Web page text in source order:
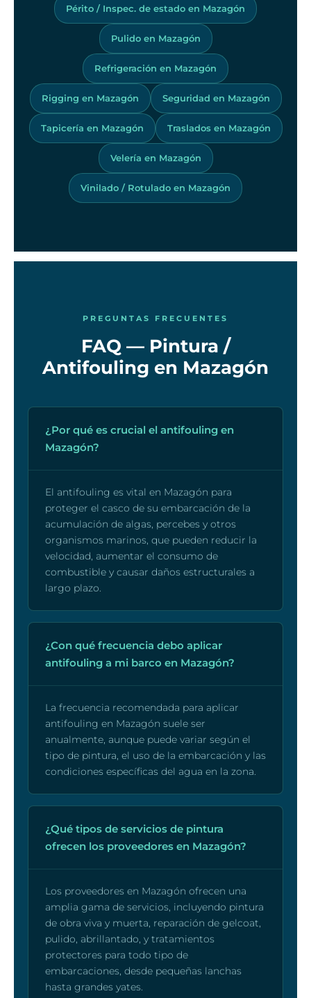
Périto / Inspec. de estado en Mazagón
Pulido en Mazagón
Refrigeración en Mazagón
Rigging en Mazagón Seguridad en Mazagón
Tapicería en Mazagón Traslados en Mazagón
Velería en Mazagón
Vinilado / Rotulado en Mazagón
PREGUNTAS FRECUENTES
FAQ — Pintura /
Antifouling en Mazagón
¿Por qué es crucial el antifouling en
Mazagón?
El antifouling es vital en Mazagón para
proteger el casco de su embarcación de la
acumulación de algas, percebes y otros
organismos marinos, que pueden reducir la
velocidad, aumentar el consumo de
combustible y causar daños estructurales a
largo plazo.
¿Con qué frecuencia debo aplicar
antifouling a mi barco en Mazagón?
La frecuencia recomendada para aplicar
antifouling en Mazagón suele ser
anualmente, aunque puede variar según el
tipo de pintura, el uso de la embarcación y las
condiciones específicas del agua en la zona.
¿Qué tipos de servicios de pintura
ofrecen los proveedores en Mazagón?
Los proveedores en Mazagón ofrecen una
amplia gama de servicios, incluyendo pintura
de obra viva y muerta, reparación de gelcoat,
pulido, abrillantado, y tratamientos
protectores para todo tipo de
embarcaciones, desde pequeñas lanchas
hasta grandes yates.